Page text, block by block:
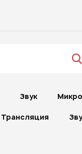
Звук
Трансляция